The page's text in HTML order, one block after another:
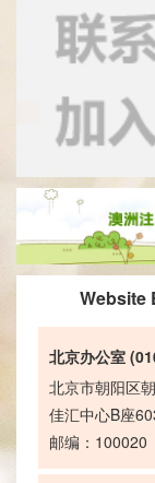
Website
北京办公室
北京市朝阳区
佳汇中心B座
邮编：100020